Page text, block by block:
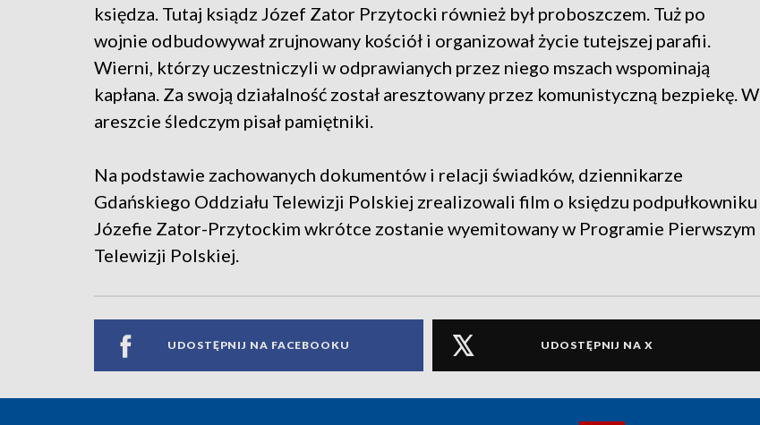
księdza. Tutaj ksiądz Józef Zator Przytocki również był proboszczem. Tuż po
wojnie odbudowywał zrujnowany kościół i organizował życie tutejszej parafii.
Wierni, którzy uczestniczyli w odprawianych przez niego mszach wspominają
kapłana. Za swoją działalność został aresztowany przez komunistyczną bezpiekę. W
areszcie śledczym pisał pamiętniki.
Na podstawie zachowanych dokumentów i relacji świadków, dziennikarze
Gdańskiego Oddziału Telewizji Polskiej zrealizowali film o księdzu podpułkowniku
Józefie Zator-Przytockim wkrótce zostanie wyemitowany w Programie Pierwszym
Telewizji Polskiej.
UDOSTĘPNIJ NA FACEBOOKU UDOSTĘPNIJ NA X